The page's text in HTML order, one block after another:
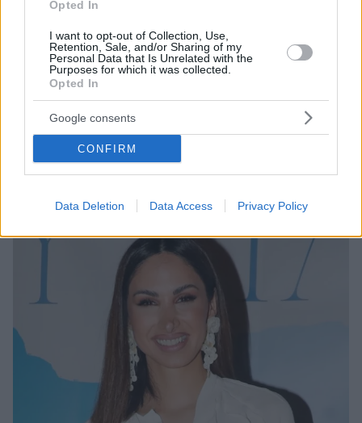
Opted In
I want to opt-out of Collection, Use,
Retention, Sale, and/or Sharing of my
Personal Data that Is Unrelated with the
Purposes for which it was collected.
Opted In
Google consents
CONFIRM
Data Deletion Data Access Privacy Policy
Η Σοφία Παυλίδου αποκάλυψε ότι είναι σε σχέση: Είμαι
ευτυχισμένη και ερωτευμένη
Δεν μαθαίνονται οι σχέσεις μου, δεν τις επικοινωνώ,
δήλωσε η ηθοποιός για την προσωπική της ζωή
05.12.2025, 10:19 6